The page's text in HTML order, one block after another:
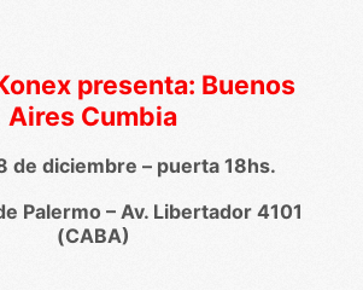
presenta: Buenos
Aires Cumbia
de diciembre – puerta 18hs.
Palermo – Av. Libertador 4101
(CABA)